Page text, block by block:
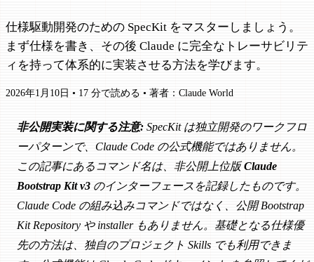
仕様駆動開発のための SpecKit をマスターしましょう。
まず仕様を書き、その後 Claude に完全なトレーサビリテ
ィを持って体系的に実装させる方法を学びます。
2026年1月10日 • 17 分で読める • 著者：Claude World
非公開実装に関する注意: SpecKit は独立開発のワークフロ
ーパターンで、Claude Code の公式機能ではありません。
この記事にあるコマンド名は、非公開上位版Claude
Bootstrap Kit v3 のインターフェースを記録したものです。
Claude Code の組み込みコマンドではなく、公開 Bootstrap
Kit Repository や installer もありません。基礎となる仕様優
先の方法は、独自のプロジェクト Skills でも利用できま